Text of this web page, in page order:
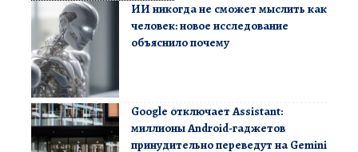
ИИ никогда не сможет мыслить как
человек: новое исследование
объяснило почему
Google отключает Assistant:
миллионы Android-гаджетов
принудительно переведут на Gemini